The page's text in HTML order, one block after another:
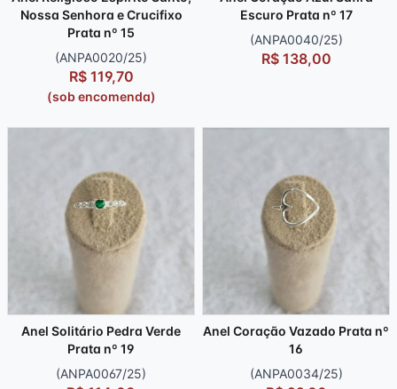
Nossa Senhora e Crucifixo
Prata nº 15
(ANPA0020/25)
R$ 119,70
(sob encomenda)
Escuro Prata nº 17
(ANPA0040/25)
R$ 138,00
Anel Solitário Pedra Verde
Prata nº 19
(ANPA0067/25)
Anel Coração Vazado Prata nº
16
(ANPA0034/25)